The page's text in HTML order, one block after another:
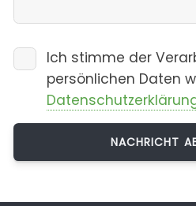
Ich stimme der
persönlichen Daten